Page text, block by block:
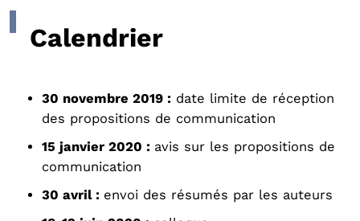
Calendrier
30 novembre 2019 : date limite de réception
des propositions de communication
15 janvier 2020 : avis sur les propositions de
communication
30 avril : envoi des résumés par les auteurs